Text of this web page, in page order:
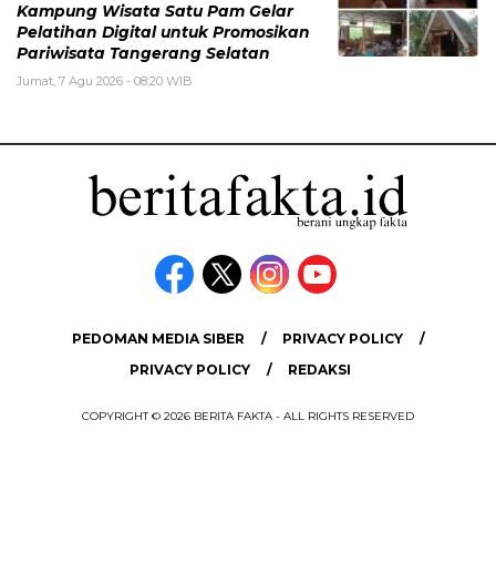
Kampung Wisata Satu Pam Gelar
Pelatihan Digital untuk Promosikan
Pariwisata Tangerang Selatan
Jumat, 7 Agu 2026 - 08:20 WIB
PEDOMAN MEDIA SIBER
PRIVACY POLICY
PRIVACY POLICY
REDAKSI
COPYRIGHT © 2026 BERITA FAKTA - ALL RIGHTS RESERVED